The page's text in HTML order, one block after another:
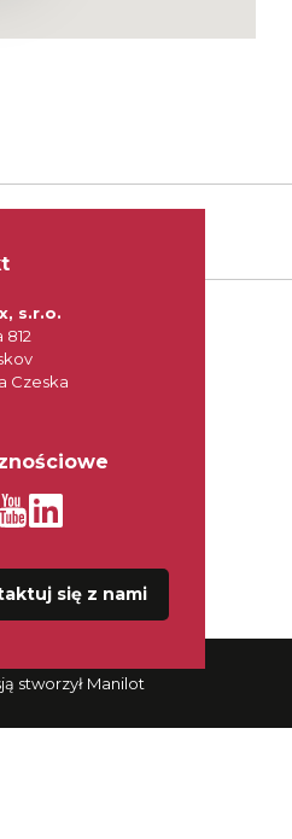
stworzył Manilot
s.r.o.
Czeska
się z nami